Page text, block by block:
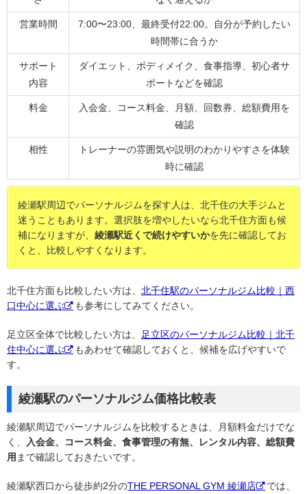
営業時間
7:00〜23:00、最終受付22:00。自分が予約したい
時間帯に合うか
サポート
内容
ダイエット、ボディメイク、食事指導、初心者サ
ポートなどを確認
料金
入会金、コース料金、月額、回数券、総額費用を
確認
相性
トレーナーの雰囲気や説明のわかりやすさを体験
時に確認
綾瀬駅周辺でパーソナルジムを探す人は、北千住の大手ジムと
迷うこともあります。選択肢を増やしたいなら北千住方面も候
補になりますが、 綾瀬駅近くで続けやすいかを先に確認してお
くと、比較しやすくなります。
北千住方面も比較したい方は、 北千住駅のパーソナルジム比較｜西
口中心に選ぶ
も参考にしてみてください。
足立区全体で比較したい方は、
足立区のパーソナルジム比較｜北千
住中心に選ぶ
もあわせて確認しておくと、候補を広げやすいで
す。
綾瀬駅のパーソナルジム価格比較表
綾瀬駅周辺でパーソナルジムを比較するときは、月額料金だけでな
く、
入会金、コース料金、食事管理の有無、レンタル内容、総額費
用 まで確認しておきたいです。
綾瀬駅西口から徒歩約2分のTHE PERSONAL GYM 綾瀬店
では、